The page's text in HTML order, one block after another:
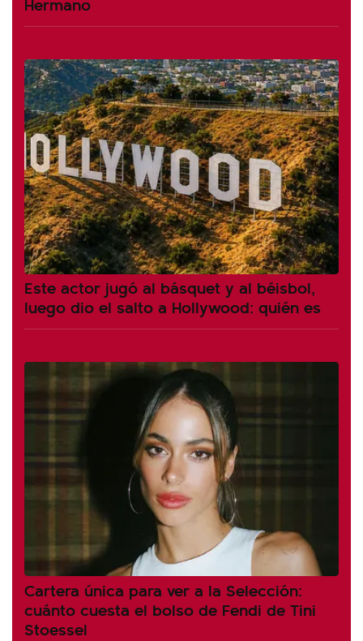
Este actor jugó al básquet y al béisbol,
luego dio el salto a Hollywood: quién es
Cartera única para ver a la Selección:
cuánto cuesta el bolso de Fendi de Tini
Stoessel